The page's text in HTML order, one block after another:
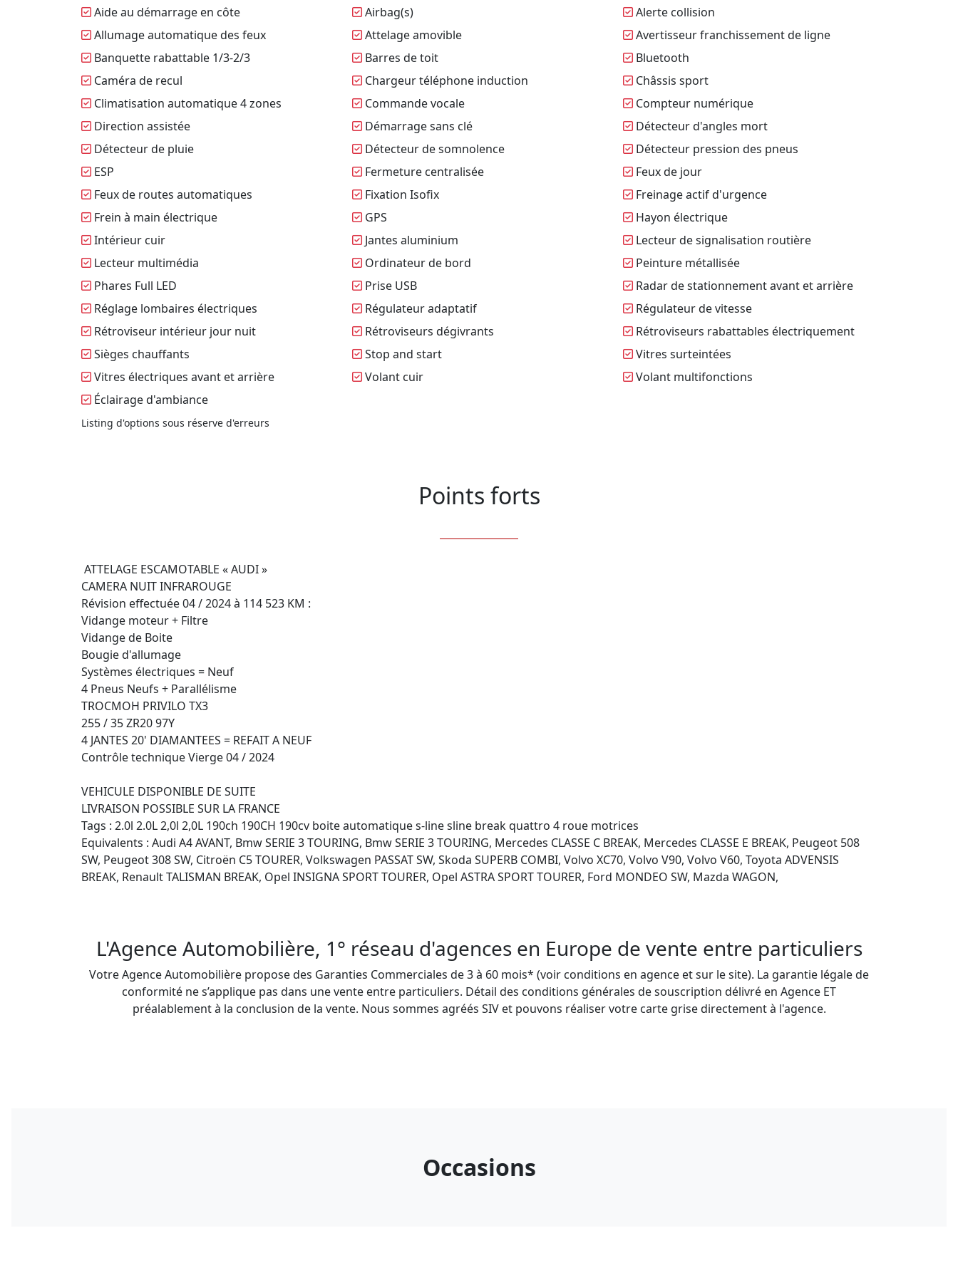
Aide au démarrage en côte
Airbag(s)
Alerte collision
Allumage automatique des feux
Attelage amovible
Avertisseur franchissement de ligne
Banquette rabattable 1/3-2/3
Barres de toit
Bluetooth
Caméra de recul
Chargeur téléphone induction
Châssis sport
Climatisation automatique 4 zones
Commande vocale
Compteur numérique
Direction assistée
Démarrage sans clé
Détecteur d'angles mort
Détecteur de pluie
Détecteur de somnolence
Détecteur pression des pneus
ESP
Fermeture centralisée
Feux de jour
Feux de routes automatiques
Fixation Isofix
Freinage actif d'urgence
Frein à main électrique
GPS
Hayon électrique
Intérieur cuir
Jantes aluminium
Lecteur de signalisation routière
Lecteur multimédia
Ordinateur de bord
Peinture métallisée
Phares Full LED
Prise USB
Radar de stationnement avant et arrière
Réglage lombaires électriques
Régulateur adaptatif
Régulateur de vitesse
Rétroviseur intérieur jour nuit
Rétroviseurs dégivrants
Rétroviseurs rabattables électriquement
Sièges chauffants
Stop and start
Vitres surteintées
Vitres électriques avant et arrière
Volant cuir
Volant multifonctions
Éclairage d'ambiance
Listing d'options sous réserve d'erreurs
Points forts
CAMERA NUIT INFRAROUGE
Révision effectuée 04 / 2024 à 114 523 KM :
Vidange moteur + Filtre
Vidange de Boite
Bougie d'allumage
Systèmes électriques = Neuf
4 Pneus Neufs + Parallélisme
TROCMOH PRIVILO TX3
255 / 35 ZR20 97Y
4 JANTES 20' DIAMANTEES = REFAIT A NEUF
Contrôle technique Vierge 04 / 2024
VEHICULE DISPONIBLE DE SUITE
LIVRAISON POSSIBLE SUR LA FRANCE
Tags : 2.0l 2.0L 2,0l 2,0L 190ch 190CH 190cv boite automatique s-line sline break quattro 4 roue motrices
Equivalents : Audi A4 AVANT, Bmw SERIE 3 TOURING, Bmw SERIE 3 TOURING, Mercedes CLASSE C BREAK, Mercedes CLASSE E BREAK, Peugeot 508
SW, Peugeot 308 SW, Citroën C5 TOURER, Volkswagen PASSAT SW, Skoda SUPERB COMBI, Volvo XC70, Volvo V90, Volvo V60, Toyota ADVENSIS
BREAK, Renault TALISMAN BREAK, Opel INSIGNA SPORT TOURER, Opel ASTRA SPORT TOURER, Ford MONDEO SW, Mazda WAGON,
L'Agence Automobilière, 1° réseau d'agences en Europe de vente entre particuliers
Votre Agence Automobilière propose des Garanties Commerciales de 3 à 60 mois* (voir conditions en agence et sur le site). La garantie légale de
conformité ne s’applique pas dans une vente entre particuliers. Détail des conditions générales de souscription délivré en Agence ET
préalablement à la conclusion de la vente. Nous sommes agréés SIV et pouvons réaliser votre carte grise directement à l'agence.
Occasions